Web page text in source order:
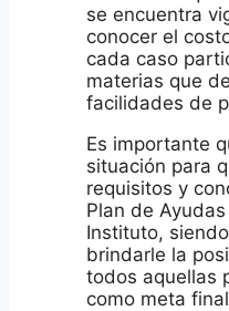
se encuentra
conocer el
cada caso
materias que
facilidades de
Es importante
situación para
requisitos y
Plan de
Instituto,
brindarle la
todos aquellas
como meta